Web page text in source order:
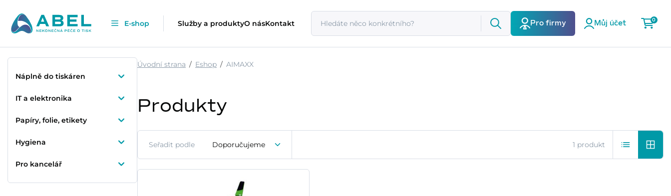
E-shop Služby a produktyO násKontakt Pro firmy Můj účet
0
Náplně do tiskáren
IT a elektronika
Papíry, folie, etikety
Hygiena
Pro kancelář
Úvodní strana Eshop AIMAXX
Produkty
Seřadit podle Doporučujeme 1 produkt